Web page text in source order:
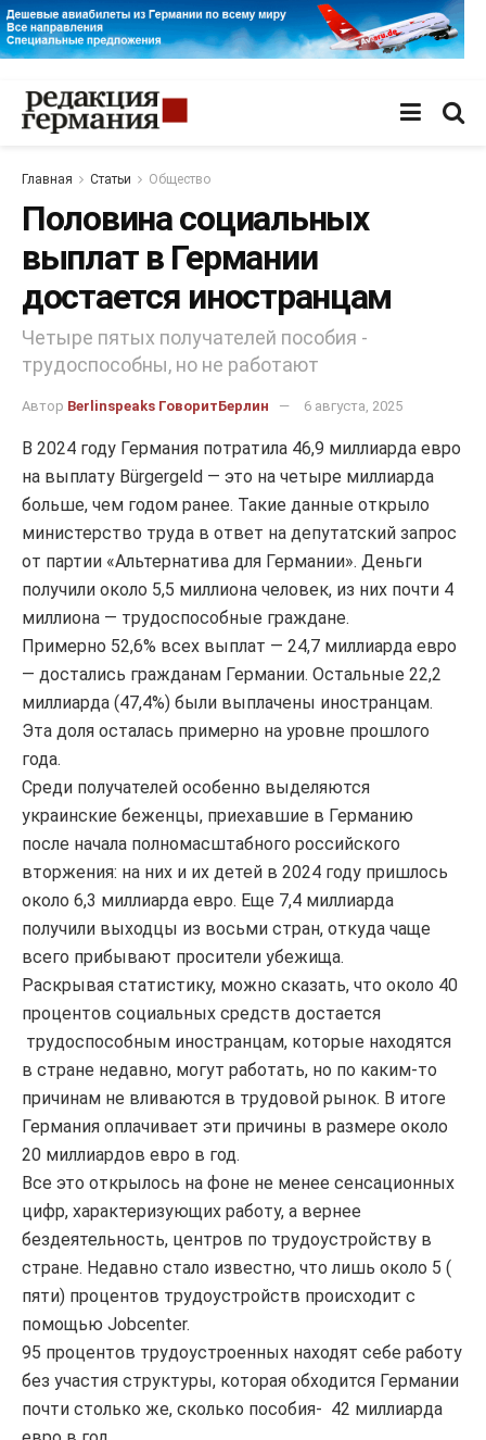
Главная Статьи Общество
Половина социальных
выплат в Германии
достается иностранцам
Четыре пятых получателей пособия -
трудоспособны, но не работают
Автор Berlinspeaks ГоворитБерлин 6 августа, 2025
В 2024 году Германия потратила 46,9 миллиарда евро
на выплату Bürgergeld — это на четыре миллиарда
больше, чем годом ранее. Такие данные открыло
министерство труда в ответ на депутатский запрос
от партии «Альтернатива для Германии». Деньги
получили около 5,5 миллиона человек, из них почти 4
миллиона — трудоспособные граждане.
Примерно 52,6% всех выплат — 24,7 миллиарда евро
— достались гражданам Германии. Остальные 22,2
миллиарда (47,4%) были выплачены иностранцам.
Эта доля осталась примерно на уровне прошлого
года.
Среди получателей особенно выделяются
украинские беженцы, приехавшие в Германию
после начала полномасштабного российского
вторжения: на них и их детей в 2024 году пришлось
около 6,3 миллиарда евро. Еще 7,4 миллиарда
получили выходцы из восьми стран, откуда чаще
всего прибывают просители убежища.
Раскрывая статистику, можно сказать, что около 40
процентов социальных средств достается
трудоспособным иностранцам, которые находятся
в стране недавно, могут работать, но по каким-то
причинам не вливаются в трудовой рынок. В итоге
Германия оплачивает эти причины в размере около
20 миллиардов евро в год.
Все это открылось на фоне не менее сенсационных
цифр, характеризующих работу, а вернее
бездеятельность, центров по трудоустройству в
стране. Недавно стало известно, что лишь около 5 (
пяти) процентов трудоустройств происходит с
помощью Jobcenter.
95 процентов трудоустроенных находят себе работу
без участия структуры, которая обходится Германии
почти столько же, сколько пособия- 42 миллиарда